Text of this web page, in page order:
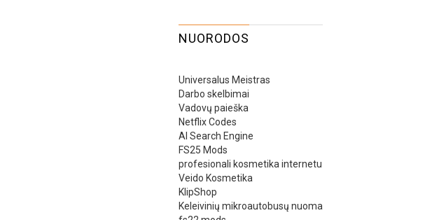
NUORODOS
Universalus Meistras
Darbo skelbimai
Vadovų paieška
Netflix Codes
AI Search Engine
FS25 Mods
profesionali kosmetika internetu
Veido Kosmetika
KlipShop
Keleivinių mikroautobusų nuoma